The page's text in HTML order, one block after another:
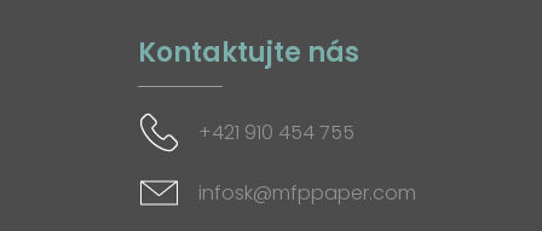
Kontaktujte nás
+421 910 454 755
infosk@mfppaper.com